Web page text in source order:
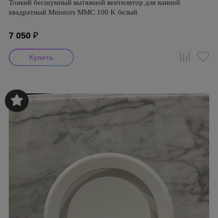
Тонкий бесшумный вытяжной вентилятор для ванной
квадратный Mmotors ММC 100 K белый
7 050 ₽